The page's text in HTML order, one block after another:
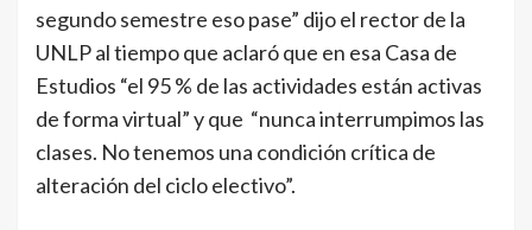
segundo semestre eso pase” dijo el rector de la
UNLP al tiempo que aclaró que en esa Casa de
Estudios “el 95 % de las actividades están activas
de forma virtual” y que “nunca interrumpimos las
clases. No tenemos una condición crítica de
alteración del ciclo electivo”.